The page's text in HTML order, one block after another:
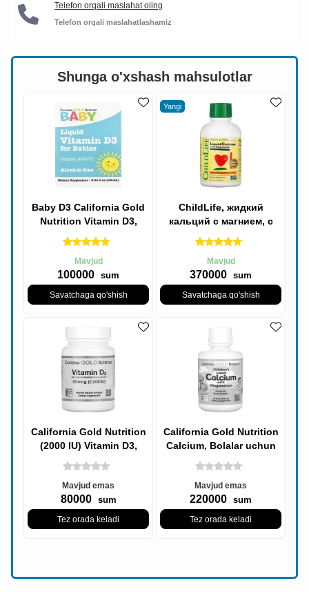
Telefon orqali maslahat oling
Telefon orqali maslahatlashamiz
Shunga o'xshash mahsulotlar
Baby D3 California Gold
Nutrition Vitamin D3,
Suyuq Vitamin D3, 400 IU,
10 mkg,
Mavjud
100000 sum
Savatchaga qo'shish
Yangi
ChildLife, жидкий
кальций с магнием, с
апельсиновым вкусом,
473 мл | Liquid
Mavjud
370000 sum
Savatchaga qo'shish
California Gold Nutrition
(2000 IU) Vitamin D3,
Vitamin D3, 50 mkg, 90
Baliq
Mavjud emas
80000 sum
Tez orada keladi
California Gold Nutrition
Calcium, Bolalar uchun
suyuq kaltsiy magniyli,
Mavjud emas
220000 sum
Tez orada keladi